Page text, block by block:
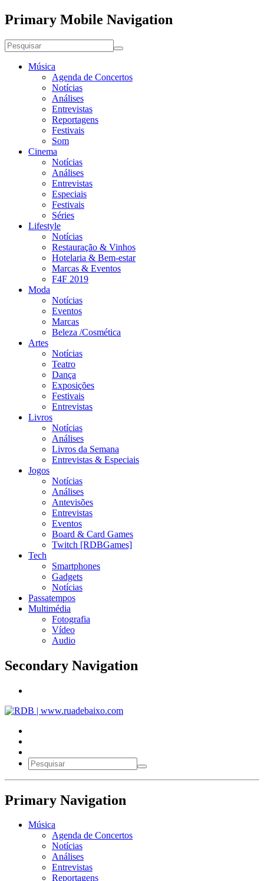
Primary Mobile Navigation
Música
Agenda de Concertos
Notícias
Análises
Entrevistas
Reportagens
Festivais
Som
Cinema
Notícias
Análises
Entrevistas
Especiais
Festivais
Séries
Lifestyle
Notícias
Restauração & Vinhos
Hotelaria & Bem-estar
Marcas & Eventos
F4F 2019
Moda
Notícias
Eventos
Marcas
Beleza /Cosmética
Artes
Notícias
Teatro
Dança
Exposições
Festivais
Entrevistas
Livros
Notícias
Análises
Livros da Semana
Entrevistas & Especiais
Jogos
Notícias
Análises
Antevisões
Entrevistas
Eventos
Board & Card Games
Twitch [RDBGames]
Tech
Smartphones
Gadgets
Notícias
Passatempos
Multimédia
Fotografia
Vídeo
Audio
Secondary Navigation
Primary Navigation
Música
Agenda de Concertos
Notícias
Análises
Entrevistas
Reportagens